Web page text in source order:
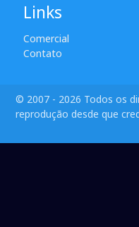
Links
Comercial
Contato
© 2007 - 2026 Todos os
reprodução desde que